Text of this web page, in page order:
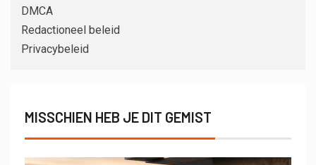
DMCA
Redactioneel beleid
Privacybeleid
MISSCHIEN HEB JE DIT GEMIST